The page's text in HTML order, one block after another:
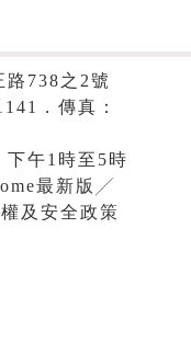
路738之2號
．傳真：
下午1時至5時
最新版╱
及安全政策